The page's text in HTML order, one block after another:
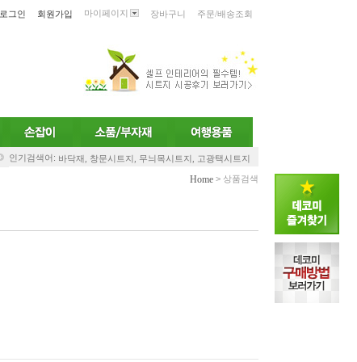
로그인 회원가입 마이페이지 장바구니 주문/배송조회
인기검색어: 바닥재, 창문시트지, 무늬목시트지, 고광택시트지
Home > 상품검색